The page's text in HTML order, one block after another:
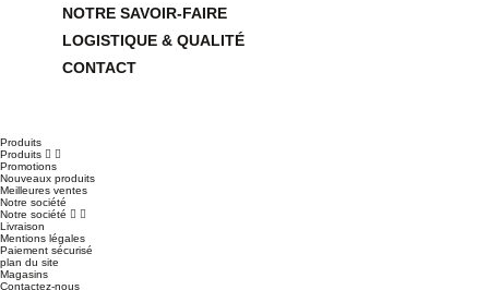
NOTRE SAVOIR-FAIRE
LOGISTIQUE & QUALITÉ
CONTACT
Produits
Produits  
Promotions
Nouveaux produits
Meilleures ventes
Notre société
Notre société  
Livraison
Mentions légales
Paiement sécurisé
plan du site
Magasins
Contactez-nous